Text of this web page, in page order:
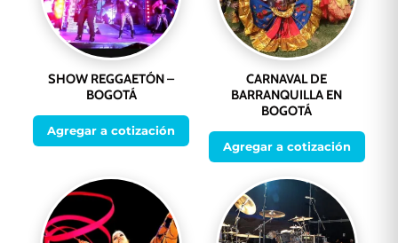
SHOW REGGAETÓN –
BOGOTÁ
Agregar a cotización
CARNAVAL DE
BARRANQUILLA EN
BOGOTÁ
Agregar a cotización